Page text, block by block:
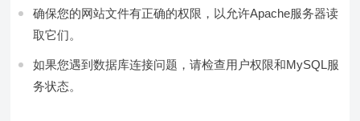
确保您的网站文件有正确的权限，以允许Apache服务器读
取它们。
如果您遇到数据库连接问题，请检查用户权限和MySQL服
务状态。